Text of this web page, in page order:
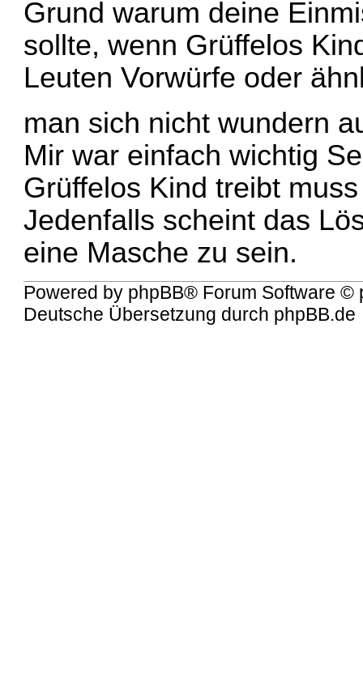
Grund warum deine
sollte, wenn Grüffelos
Leuten Vorwürfe oder
man sich nicht wundern
Mir war einfach wichtig
Grüffelos Kind treibt
Jedenfalls scheint das
eine Masche zu sein.
Powered by phpBB® Forum Software ©
Deutsche Übersetzung durch phpBB.de